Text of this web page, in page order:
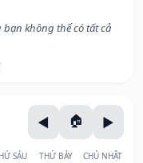
không thể có tất cả
SÁU THỨ BẢY CHỦ NHẬT